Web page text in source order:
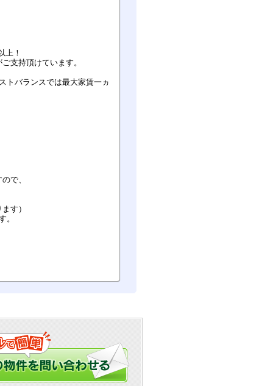
上！
支持頂けています。
トバランスでは最大家賃一ヵ
で、
す）
。